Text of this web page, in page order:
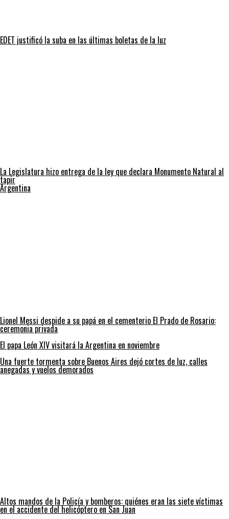
EDET justificó la suba en las últimas boletas de la luz
La Legislatura hizo entrega de la ley que declara Monumento Natural al
tapir
Argentina
Lionel Messi despide a su papá en el cementerio El Prado de Rosario:
ceremonia privada
El papa León XIV visitará la Argentina en noviembre
Una fuerte tormenta sobre Buenos Aires dejó cortes de luz, calles
anegadas y vuelos demorados
Altos mandos de la Policía y bomberos: quiénes eran las siete víctimas
en el accidente del helicóptero en San Juan